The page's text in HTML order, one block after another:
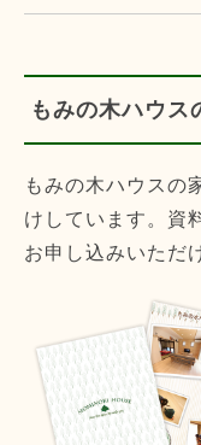
もみの木ハウス
もみの木ハウスの
けしています。資
お申し込みいただ